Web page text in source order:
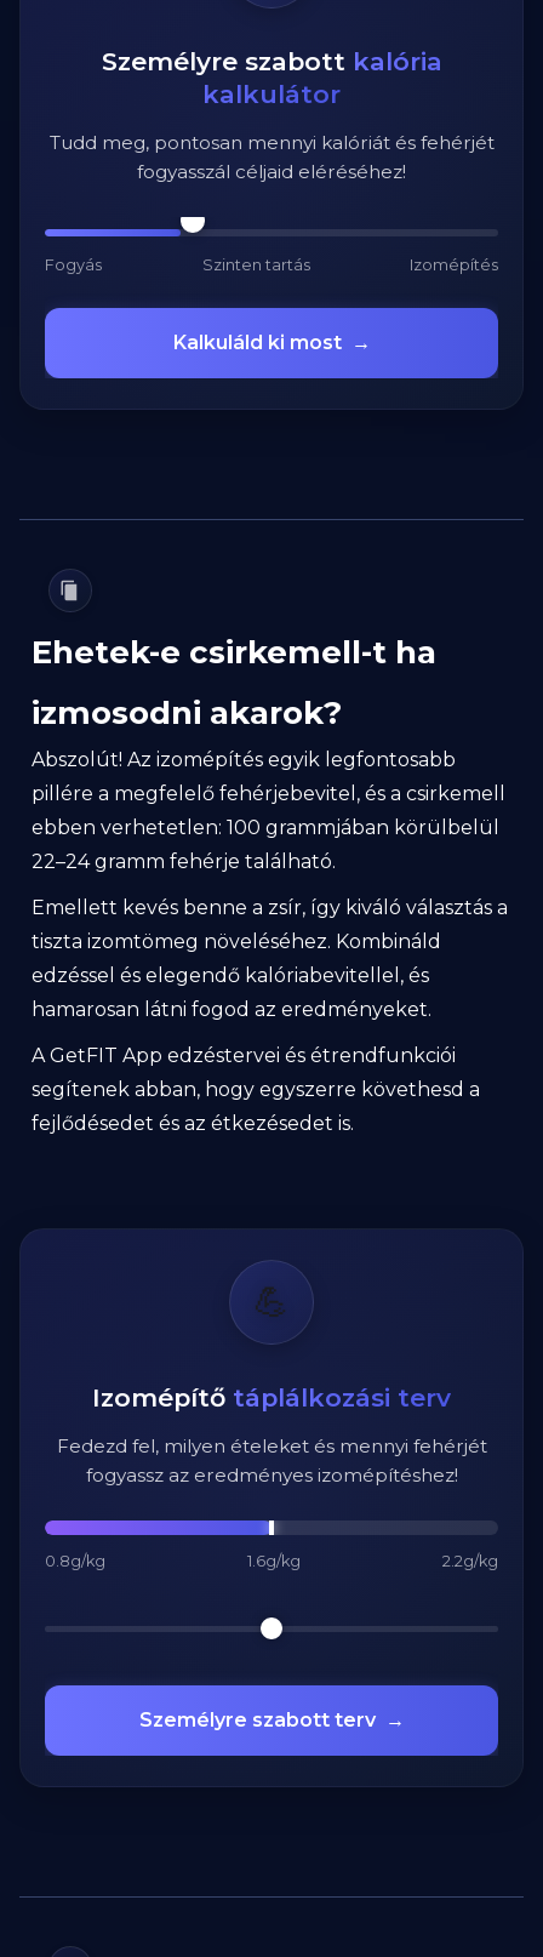
Személyre szabott kalória
kalkulátor
Tudd meg, pontosan mennyi kalóriát és fehérjét
fogyasszál céljaid eléréséhez!
Fogyás Szinten tartás Izomépítés
Kalkuláld ki most →
Ehetek-e csirkemell-t ha
izmosodni akarok?
Abszolút! Az izomépítés egyik legfontosabb
pillére a megfelelő fehérjebevitel, és a csirkemell
ebben verhetetlen: 100 grammjában körülbelül
22–24 gramm fehérje található.
Emellett kevés benne a zsír, így kiváló választás a
tiszta izomtömeg növeléséhez. Kombináld
edzéssel és elegendő kalóriabevitellel, és
hamarosan látni fogod az eredményeket.
A GetFIT App edzéstervei és étrendfunkciói
segítenek abban, hogy egyszerre követhesd a
fejlődésedet és az étkezésedet is.
💪
Izomépítő táplálkozási terv
Fedezd fel, milyen ételeket és mennyi fehérjét
fogyassz az eredményes izomépítéshez!
0.8g/kg 1.6g/kg 2.2g/kg
Személyre szabott terv →